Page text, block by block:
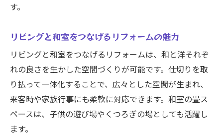
す。
リビングと和室をつなげるリフォームの魅力
リビングと和室をつなげるリフォームは、和と洋それぞ
れの良さを生かした空間づくりが可能です。仕切りを取
り払って一体化することで、広々とした空間が生まれ、
来客時や家族行事にも柔軟に対応できます。和室の畳ス
ペースは、子供の遊び場やくつろぎの場としても活躍し
ます。